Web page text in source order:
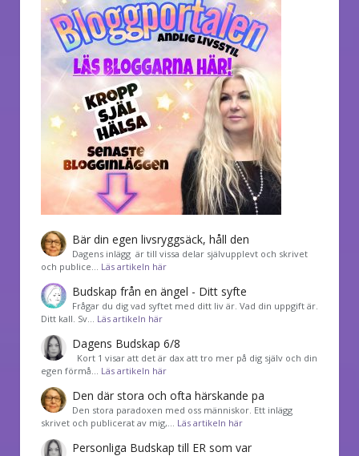
Bär din egen livsryggsäck, håll den
Dagens inlägg är till vissa delar självupplevt och skrivet
och publice… Läs artikeln här
Budskap från en ängel - Ditt syfte
Frågar du dig vad syftet med ditt liv är. Vad din uppgift är.
Ditt kall. Sv… Läs artikeln här
Dagens Budskap 6/8
Kort 1 visar att det är dax att tro mer på dig själv och din
egen förmå… Läs artikeln här
Den där stora och ofta härskande pa
Den stora paradoxen med oss människor. Ett inlägg
skrivet och publicerat av mig,… Läs artikeln här
Personliga Budskap till ER som var